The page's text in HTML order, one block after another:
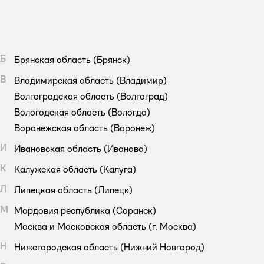
Б Брянская область (Брянск)
В
Владимирская область (Владимир)
Волгоградская область (Волгоград)
Вологодская область (Вологда)
Воронежская область (Воронеж)
И
Ивановская область (Иваново)
К
Калужская область (Калуга)
Л
Липецкая область (Липецк)
М
Мордовия республика (Саранск)
Москва и Московская область (г. Москва)
Н
Нижегородская область (Нижний Новгород)